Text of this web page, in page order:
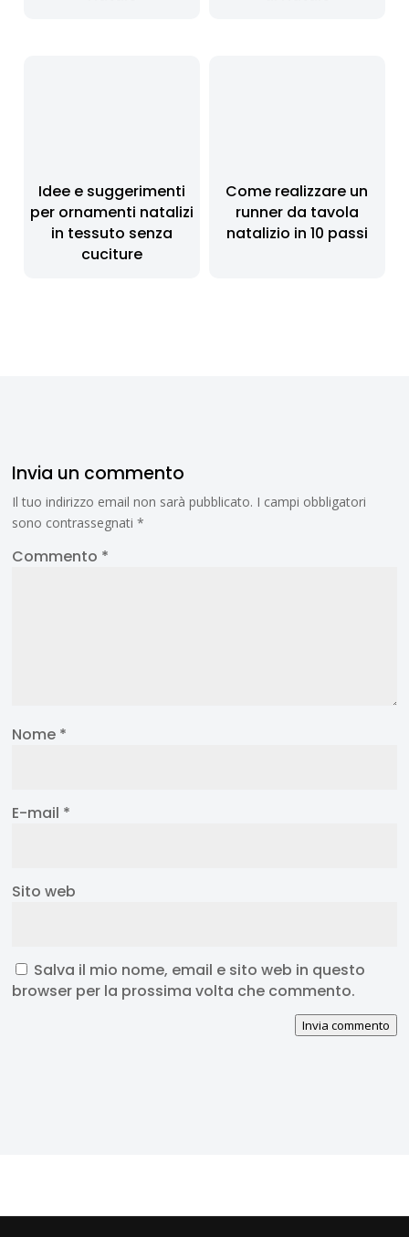
Idee e suggerimenti
per ornamenti natalizi
in tessuto senza
cuciture
Come realizzare un
runner da tavola
natalizio in 10 passi
Invia un commento
Il tuo indirizzo email non sarà pubblicato. I campi obbligatori
sono contrassegnati*
Commento *
Nome *
E-mail *
Sito web
Salva il mio nome, email e sito web in questo
browser per la prossima volta che commento.
Invia commento